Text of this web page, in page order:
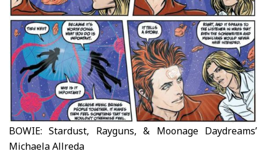
BOWIE: Stardust, Rayguns, & Moonage Daydreams’
Michaela Allreda